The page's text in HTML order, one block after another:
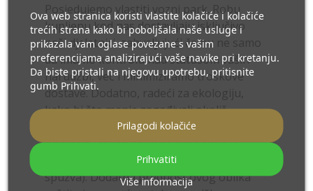
Posjedujemo vlastiti vozni park. Robu
kupljenu kod nas dostavljaju isključivo
naši djelatnici, zahvaljujući čemu ne samo
da imamo kontrolu nad statusom vaših
narudžbi, već i minimiziramo troškove
dostave. Dodatno, radeći za ekologiju,
kako bi što manje zagađivali okoliš,
transport smo prilagodili prijevozu
ogledala - iz tog razloga naša roba je
minimalno osigurana (streč folija i
spužva). Dodatna prednost ovog oblika
Ova web stranica koristi vlastite kolačiće i kolačiće
trećih strana kako bi poboljšala naše usluge i
prikazala vam oglase povezane s vašim
preferencijama analizirajući vaše navike pri kretanju.
Da biste pristali na njegovu upotrebu, pritisnite
gumb Prihvati.
Više informacija
Prilagodi kolačiće
Prihvatiti